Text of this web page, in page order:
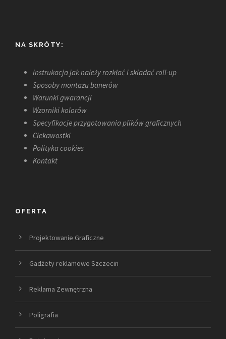
NA SKRÓTY:
Instrukacja jak należy rozkłać i skladać roll-up
Sposoby montażu banerów
Warunki gwarancji
Wzorniki kolorów
Specyfikacje przygotowania plików graficznych
Ciekawostki
Polityka cookies
Kontakt
OFERTA
Projektowanie Graficzne
Gadżety reklamowe Szczecin
Reklama Zewnętrzna
Poligrafia